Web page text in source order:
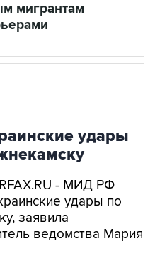
мигрантам
удары
- МИД РФ
удары по
заявила
ведомства Мария